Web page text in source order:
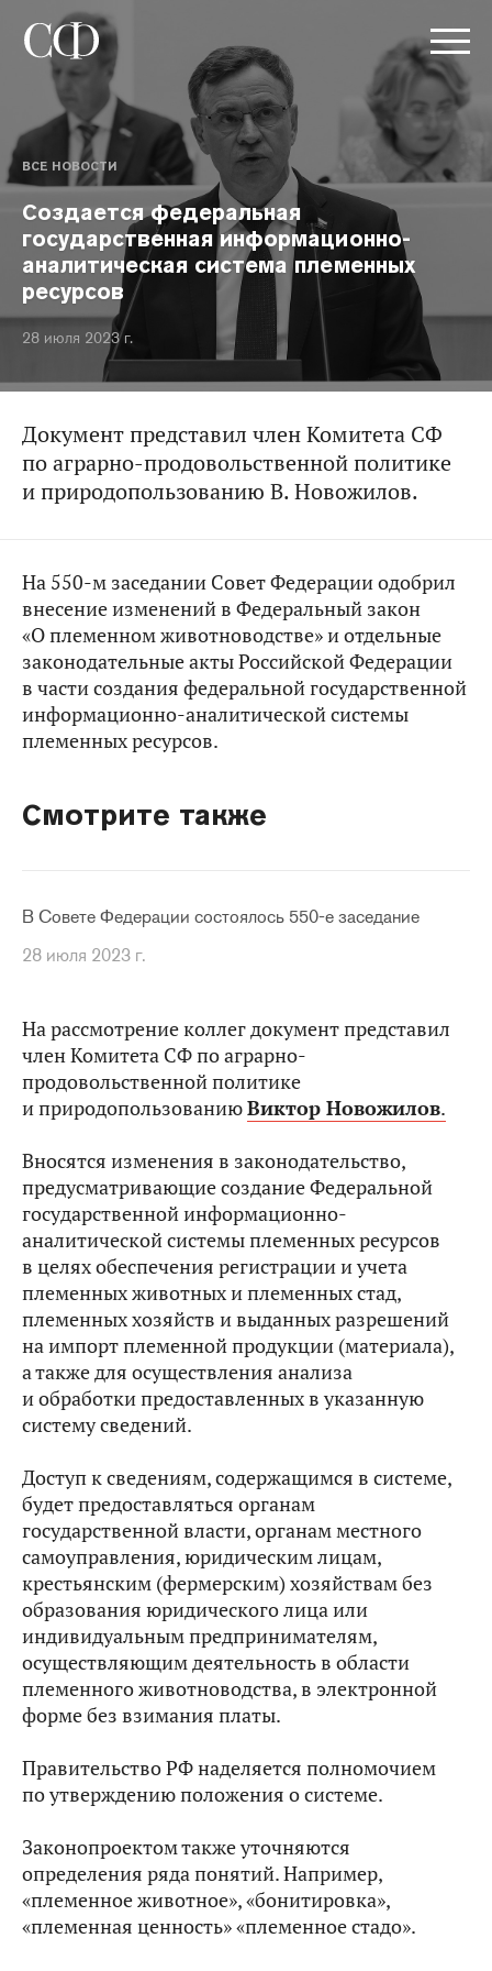
ВСЕ НОВОСТИ
Создается федеральная
государственная информационно-
аналитическая система племенных
ресурсов
28 июля 2023 г.
Документ представил член Комитета СФ
по аграрно-продовольственной политике
и природопользованию В. Новожилов.
На 550-м заседании Совет Федерации одобрил
внесение изменений в Федеральный закон
«О племенном животноводстве» и отдельные
законодательные акты Российской Федерации
в части создания федеральной государственной
информационно-аналитической системы
племенных ресурсов.
Смотрите также
В Совете Федерации состоялось 550-е заседание
28 июля 2023 г.
На рассмотрение коллег документ представил
член Комитета СФ по аграрно-
продовольственной политике
и природопользованиюВиктор Новожилов.
Вносятся изменения в законодательство,
предусматривающие создание Федеральной
государственной информационно-
аналитической системы племенных ресурсов
в целях обеспечения регистрации и учета
племенных животных и племенных стад,
племенных хозяйств и выданных разрешений
на импорт племенной продукции (материала),
а также для осуществления анализа
и обработки предоставленных в указанную
систему сведений.
Доступ к сведениям, содержащимся в системе,
будет предоставляться органам
государственной власти, органам местного
самоуправления, юридическим лицам,
крестьянским (фермерским) хозяйствам без
образования юридического лица или
индивидуальным предпринимателям,
осуществляющим деятельность в области
племенного животноводства, в электронной
форме без взимания платы.
Правительство РФ наделяется полномочием
по утверждению положения о системе.
Законопроектом также уточняются
определения ряда понятий. Например,
«племенное животное», «бонитировка»,
«племенная ценность» «племенное стадо».